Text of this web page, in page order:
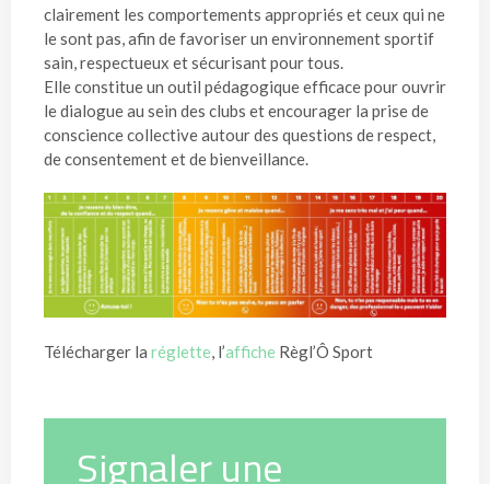
clairement les comportements appropriés et ceux qui ne
le sont pas, afin de favoriser un environnement sportif
sain, respectueux et sécurisant pour tous.
Elle constitue un outil pédagogique efficace pour ouvrir
le dialogue au sein des clubs et encourager la prise de
conscience collective autour des questions de respect,
de consentement et de bienveillance.
Télécharger la réglette, l’affiche Règl’Ô Sport
Signaler une